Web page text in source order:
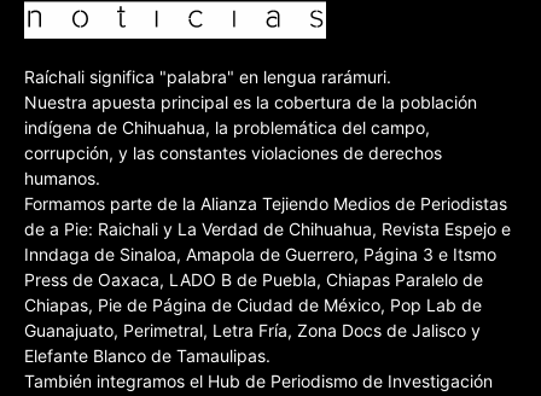
Raíchali significa "palabra" en lengua rarámuri.
Nuestra apuesta principal es la cobertura de la población
indígena de Chihuahua, la problemática del campo,
corrupción, y las constantes violaciones de derechos
humanos.
Formamos parte de la Alianza Tejiendo Medios de Periodistas
de a Pie: Raichali y La Verdad de Chihuahua, Revista Espejo e
Inndaga de Sinaloa, Amapola de Guerrero, Página 3 e Itsmo
Press de Oaxaca, LADO B de Puebla, Chiapas Paralelo de
Chiapas, Pie de Página de Ciudad de México, Pop Lab de
Guanajuato, Perimetral, Letra Fría, Zona Docs de Jalisco y
Elefante Blanco de Tamaulipas.
También integramos el Hub de Periodismo de Investigación